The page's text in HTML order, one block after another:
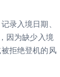
录入境日期、
因为缺少入境
拒绝登机的风